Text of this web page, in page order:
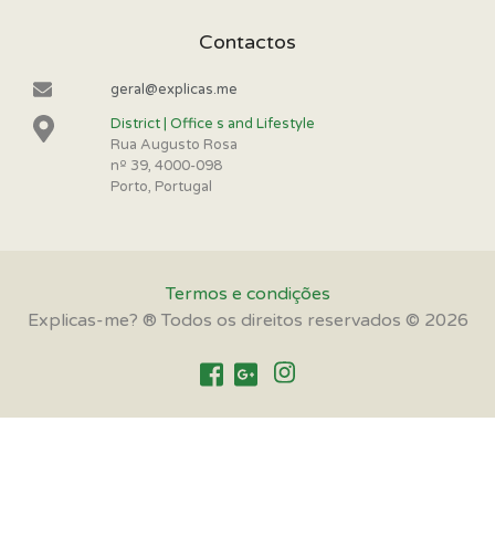
Contactos
geral@explicas.me
District | Office s and Lifestyle
Rua Augusto Rosa
nº 39, 4000-098
Porto, Portugal
Termos e condições
Explicas-me? ® Todos os direitos reservados © 2026